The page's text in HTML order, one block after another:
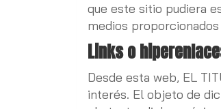
que este sitio pudiera
medios
Links o
Desde esta web, EL
interés. El objeto de